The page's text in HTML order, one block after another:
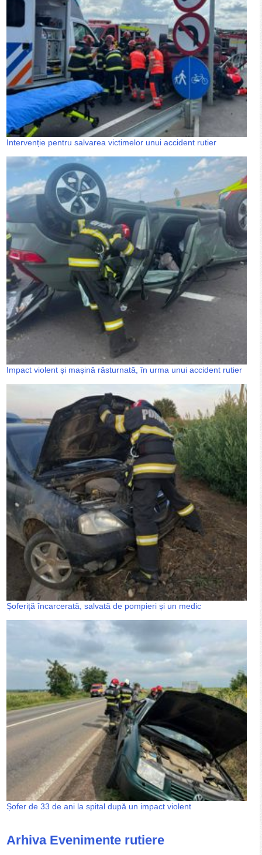
Intervenție pentru salvarea victimelor unui accident rutier
Impact violent și mașină răsturnată, în urma unui accident rutier
Șoferiță încarcerată, salvată de pompieri și un medic
Șofer de 33 de ani la spital după un impact violent
Arhiva Evenimente rutiere